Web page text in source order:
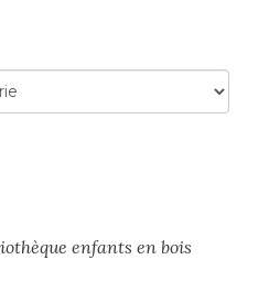
enfants en bois